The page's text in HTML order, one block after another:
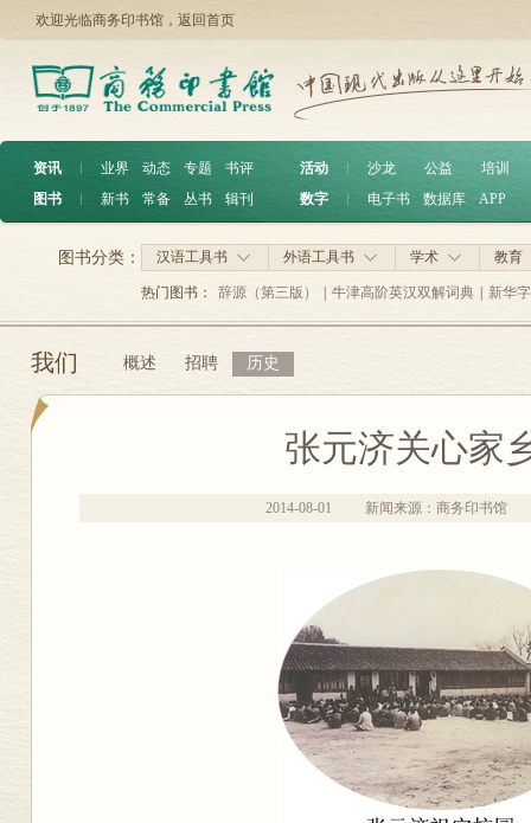
欢迎光临商务印书馆， 返回首页
资讯 ︱ 业界 动态 专题
书评
图书
︱ 新书 常备 丛书 辑刊
活动 沙龙 公益
培训
数字
电子书 数据库 APP
汉语工具书 外语工具书 学术 教育
图书分类：
热门图书： 辞源（第三版） 牛津高阶英汉双解词典 新华
我们 概述 招聘 历史
张元济关心家
2014-08-01 新闻来源：商务印书馆